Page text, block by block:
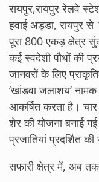
रायपुर,रायपुर रेलवे
हवाई अड्डा, रायपुर
पूरा 800 एकड़ क्षेत्र
कई स्वदेशी पौधों की
जानवरों के लिए
‘खांडवा जलाशय’
आकर्षित करता है। चार
शेर की योजना बनाई
प्रजातियां प्रदर्शित की
सफारी क्षेत्र में, अब